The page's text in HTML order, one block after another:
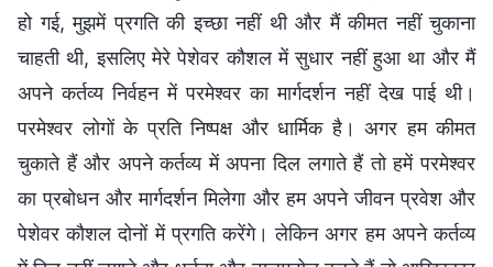
हो गई, मुझमें प्रगति की इच्छा नहीं थी और मैं कीमत नहीं चुकाना
चाहती थी, इसलिए मेरे पेशेवर कौशल में सुधार नहीं हुआ था और मैं
अपने कर्तव्य निर्वहन में परमेश्वर का मार्गदर्शन नहीं देख पाई थी।
परमेश्वर लोगों के प्रति निष्पक्ष और धार्मिक है। अगर हम कीमत
चुकाते हैं और अपने कर्तव्य में अपना दिल लगाते हैं तो हमें परमेश्वर
का प्रबोधन और मार्गदर्शन मिलेगा और हम अपने जीवन प्रवेश और
पेशेवर कौशल दोनों में प्रगति करेंगे। लेकिन अगर हम अपने कर्तव्य